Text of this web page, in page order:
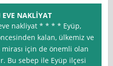
EVE NAKLİYAT
nakliyat * * * * Eyüp,
kalan, ülkemiz ve
için de önemli olan
Bu sebep ile Eyüp ilçesi